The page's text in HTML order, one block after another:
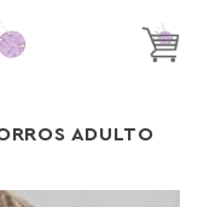
ADULTO